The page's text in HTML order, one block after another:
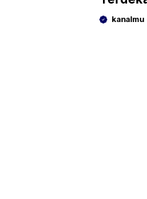
kanalmu